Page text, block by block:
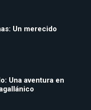
Un merecido
Una aventura en